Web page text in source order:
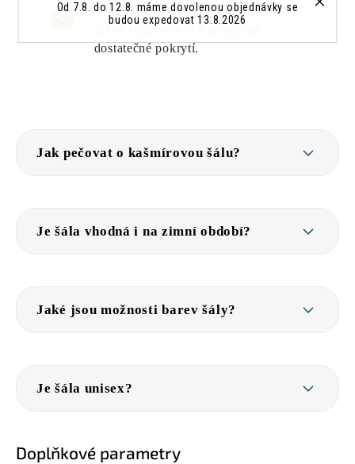
Od 7.8. do 12.8. máme dovolenou objednávky se
budou expedovat 13.8.2026
Velikost 180 x 65 cm je perfektní pro
různé styly nošení a poskytuje
dostatečné pokrytí.
Jak pečovat o kašmírovou šálu?
Je šála vhodná i na zimní období?
Jaké jsou možnosti barev šály?
Je šála unisex?
Doplňkové parametry